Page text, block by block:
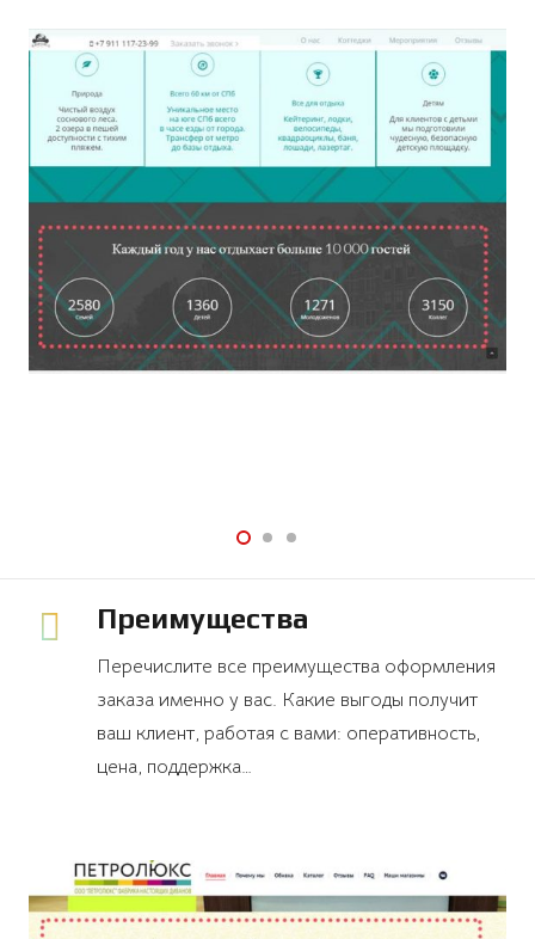
Преимущества
Перечислите все преимущества оформления
заказа именно у вас. Какие выгоды получит
ваш клиент, работая с вами: оперативность,
цена, поддержка…